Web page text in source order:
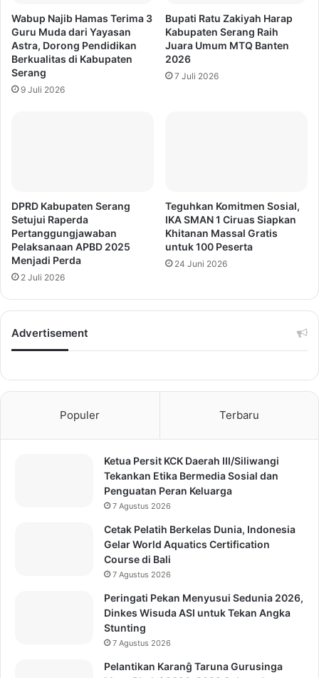
Wabup Najib Hamas Terima 3
Guru Muda dari Yayasan
Astra, Dorong Pendidikan
Berkualitas di Kabupaten
Serang
9 Juli 2026
Bupati Ratu Zakiyah Harap
Kabupaten Serang Raih
Juara Umum MTQ Banten
2026
7 Juli 2026
DPRD Kabupaten Serang
Setujui Raperda
Pertanggungjawaban
Pelaksanaan APBD 2025
Menjadi Perda
2 Juli 2026
Teguhkan Komitmen Sosial,
IKA SMAN 1 Ciruas Siapkan
Khitanan Massal Gratis
untuk 100 Peserta
24 Juni 2026
Advertisement
Populer Terbaru
Ketua Persit KCK Daerah III/Siliwangi
Tekankan Etika Bermedia Sosial dan
Penguatan Peran Keluarga
7 Agustus 2026
Cetak Pelatih Berkelas Dunia, Indonesia
Gelar World Aquatics Certification
Course di Bali
7 Agustus 2026
Peringati Pekan Menyusui Sedunia 2026,
Dinkes Wisuda ASI untuk Tekan Angka
Stunting
7 Agustus 2026
Pelantikan Karanĝ Taruna Gurusinga